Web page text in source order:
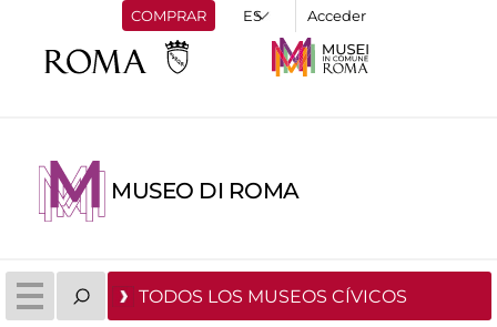
COMPRAR Acceder
MUSEO DI ROMA
TODOS LOS MUSEOS CÍVICOS